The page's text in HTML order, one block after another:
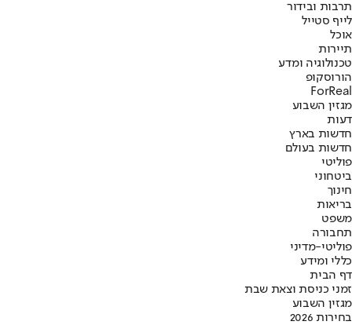
תרבות ובידור
לייף סטייל
אוכל
תיירות
טכנולוגיה ומדע
הורוסקופ
ForReal
מגזין השבוע
דעות
חדשות בארץ
חדשות בעולם
פוליטי
ביטחוני
חינוך
בריאות
משפט
תחבורה
פוליטי-מדיני
כללי ומידע
דף הבית
זמני כניסת וצאת שבת
מגזין השבוע
בחירות 2026